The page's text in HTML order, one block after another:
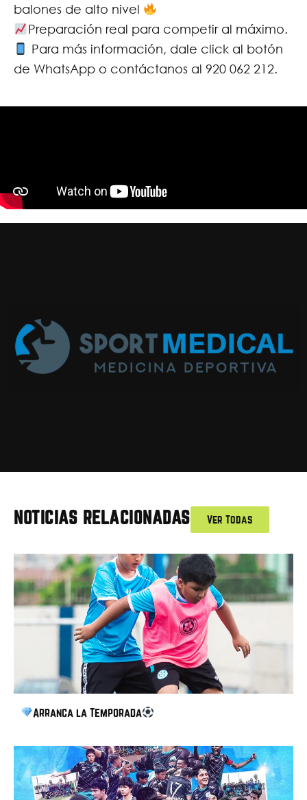
balones de alto nivel
Preparación real para competir al máximo.
Para más información, dale click al botón
de WhatsApp o contáctanos al 920 062 212.
NOTICIAS RELACIONADAS Ver Todas
Arranca la Temporada